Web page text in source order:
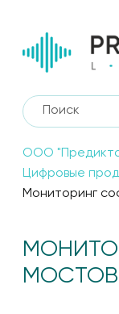
ООО
Цифровые
Мониторинг
МОСТОВ